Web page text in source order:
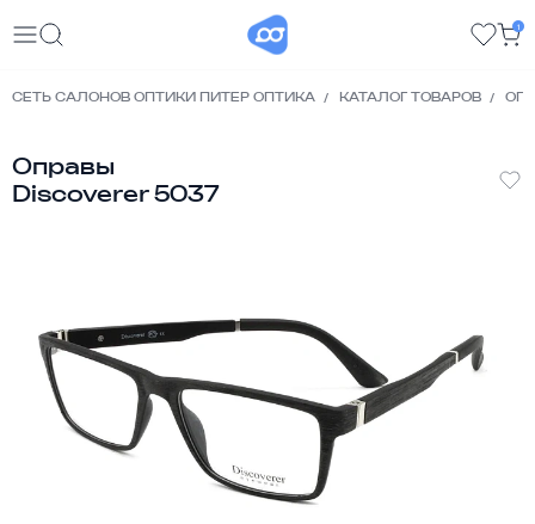
1
СЕТЬ САЛОНОВ ОПТИКИ ПИТЕР ОПТИКА КАТАЛОГ ТОВАРОВ
Оправы
Discoverer 5037